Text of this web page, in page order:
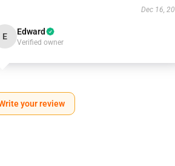
Dec 16,
E Edward
Verified owner
your review